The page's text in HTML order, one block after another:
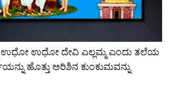
ಉಧೋ ಉಧೋ ದೇವಿ ಎಲ್ಲಮ್ಮ ಎಂದು ತಲೆಯ
ಹೊತ್ತು ಅರಿಶಿನ ಕುಂಕುಮವನ್ನು